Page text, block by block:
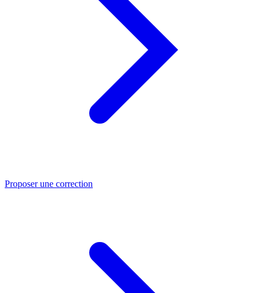
Proposer une correction